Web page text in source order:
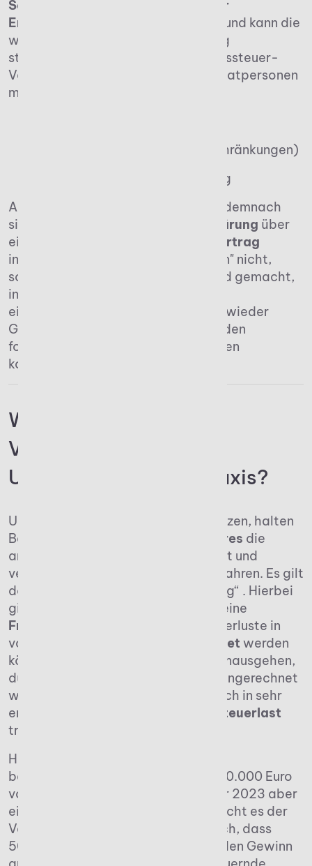
Schwankungen unternehmerischer
Ergebnisse
. Das schafft Liquidität und kann die
wirtschaftliche Situation langfristig
stabilisieren. Von einem Einkommenssteuer-
Verlustabzug profitieren zudem Privatpersonen
mit Einkünften aus:
Kapitalvermögen (mit Einschränkungen)
Vermietung und Verpachtung
Auch für natürliche Personen ist es demnach
sinnvoll, im Rahmen der
Steuererklärung über
einen
Einkommensteuer-Verlustvortrag
informiert zu sein. Verluste "verfallen" nicht,
sondern werden in einer Zeit geltend gemacht,
in der der Betrieb oder die
einkommensteuerpflichtige Person wieder
Gewinne erzielen. Wir wollen uns in den
folgenden Absätzen auf Unternehmen
konzentrieren.
Wie funktioniert der
Verlustvortrag für
Unternehmen in der Praxis?
Um diese Möglichkeit sinnvoll zu nutzen, halten
Betriebe am
Ende eines Verlustjahres die
angefallenen Verluste steuerlich fest und
verrechnen diese in den folgenden Jahren. Es gilt
das Prinzip der „Mindestbesteuerung“ . Hierbei
gibt es bei der Verlustverrechnung eine
Freigrenze
(1 Mio. Euro) bis zu der Verluste in
voller Höhe
mit Gewinnen verrechnet werden
können. Für Summen, die darüber hinausgehen,
dürfen nur 60 Prozent der Verluste angerechnet
werden. Dadurch müssen Firmen auch in sehr
erfolgreichen Jahren eine
Mindeststeuerlast
tragen.
Hat ein Unternehmen im Jahr 2022
beispielsweise einen Verlust von 500.000 Euro
vorzuweisen, erwirtschaftet im Jahr 2023 aber
einen Gewinn von 800.000 Euro, macht es der
Verlustvortrag Unternehmen möglich, dass
500.000 Euro aus dem Vorjahr auf den Gewinn